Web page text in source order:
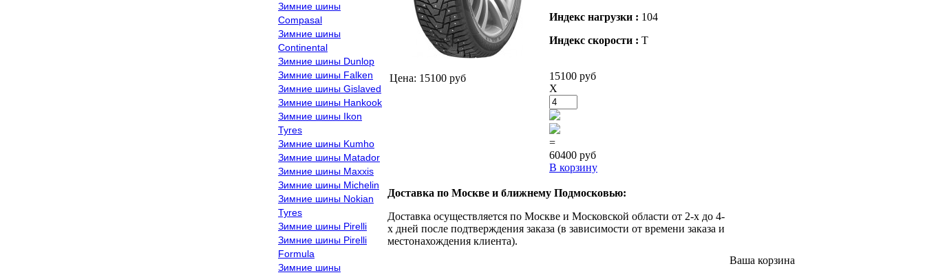
Зимние шины
Compasal
Зимние шины
Continental
Зимние шины Dunlop
Зимние шины Falken
Зимние шины Gislaved
Зимние шины Hankook
Зимние шины Ikon
Tyres
Зимние шины Kumho
Зимние шины Matador
Зимние шины Maxxis
Зимние шины Michelin
Зимние шины Nokian
Tyres
Зимние шины Pirelli
Зимние шины Pirelli
Formula
Зимние шины
Цена: 15100 руб
Индекс нагрузки : 104
Индекс скорости : T
15100 руб
X
=
60400 руб
В корзину
Доставка по Москве и ближнему Подмосковью:
Доставка осуществляется по Москве и Московской области от 2-х до 4-
х дней после подтверждения заказа (в зависимости от времени заказа и
местонахождения клиента).
Ваша корзина